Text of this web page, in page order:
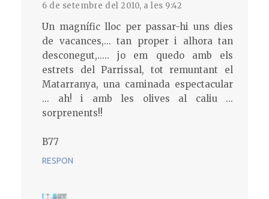
6 de setembre del 2010, a les 9:42
Un magnífic lloc per passar-hi uns dies
de vacances,... tan proper i alhora tan
desconegut,..... jo em quedo amb els
estrets del Parrissal, tot remuntant el
Matarranya, una caminada espectacular
... ah! i amb les olives al caliu ...
sorprenents!!
B77
RESPON